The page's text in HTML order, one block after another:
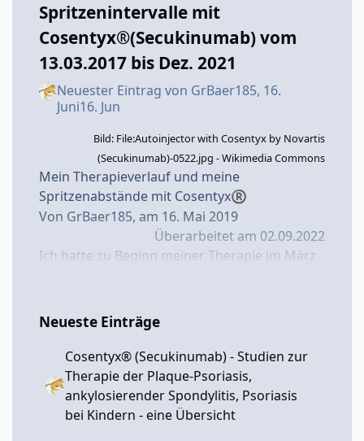
Spritzenintervalle mit
Cosentyx®(Secukinumab) vom
13.03.2017 bis Dez. 2021
Neuester Eintrag von GrBaer185, 16.
Juni16. Jun
Bild: File:Autoinjector with Cosentyx by Novartis
(Secukinumab)-0522.jpg - Wikimedia Commons
Mein Therapieverlauf und meine
Spritzenabstände mit Cosentyx®
Von GrBaer185, am 16. Mai 2019
Überarbeitet am 02.09.2022
Ich hatte zu Beginn meiner Therapie im März
Hautveränderungen in den Armbeugen und
einen entzündeten kleinen Finger - siehe
hierzu auch meine früheren Blog-
Beiträge:Lungenentzündung begünstigt
durch Secukinumab (Cosentyx® )? -
Cosentyx®(Secukinumab, AIN457) -
Neueste Einträge
Cosentyx® (Secukinumab) - Studien zur
Therapie der Plaque-Psoriasis,
ankylosierender Spondylitis, Psoriasis
bei Kindern - eine Übersicht